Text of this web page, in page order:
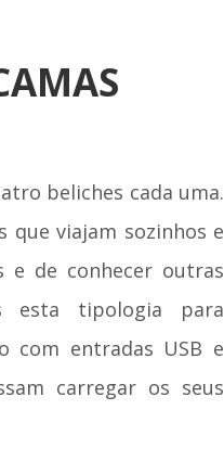
beliches cada uma.
que viajam sozinhos e
e de conhecer outras
esta tipologia para
com entradas USB e
carregar os seus